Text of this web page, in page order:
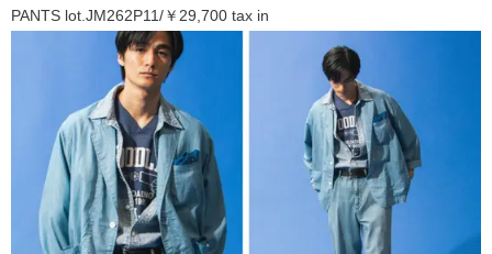
PANTS lot.JM262P11/￥29,700 tax in